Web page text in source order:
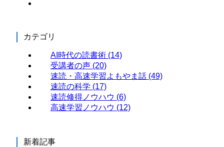
カテゴリ
AI時代の読書術 (14)
受講者の声 (20)
速読・高速学習よもやま話 (49)
速読の科学 (17)
速読修得ノウハウ (6)
高速学習ノウハウ (12)
新着記事